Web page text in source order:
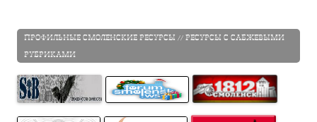
ПРОФИЛЬНЫЕ СМОЛЕНСКИЕ РЕСУРСЫ // РЕСУРСЫ С САБЖЕВЫМИ
РУБРИКАМИ